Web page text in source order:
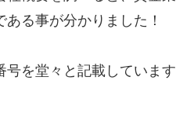
る事が分かりました！
を堂々と記載しています